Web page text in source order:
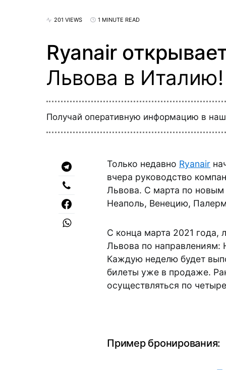
201 VIEWS 1 MINUTE READ
Ryanair
Львова в Италию!
Получай оперативную информацию в
Только недавно Ryanair
вчера руководство
Львова. С марта по
Неаполь, Венецию,
С конца марта 2021 года,
Львова по направлениям:
Каждую неделю будет
билеты уже в продаже.
осуществляться по
Пример бронирования: